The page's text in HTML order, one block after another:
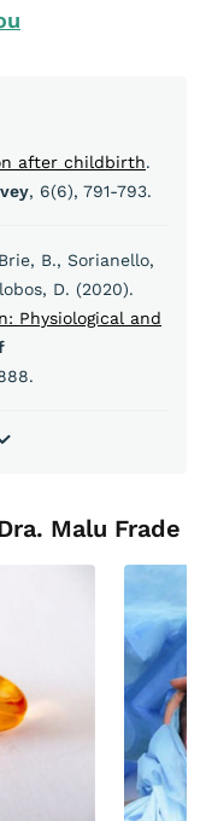
after childbirth.
, 6(6), 791-793.
B., Sorianello,
D. (2020).
Physiological and
Malu Frade